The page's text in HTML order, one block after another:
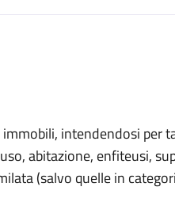
immobili, intendendosi per
abitazione, enfiteusi,
(salvo quelle in